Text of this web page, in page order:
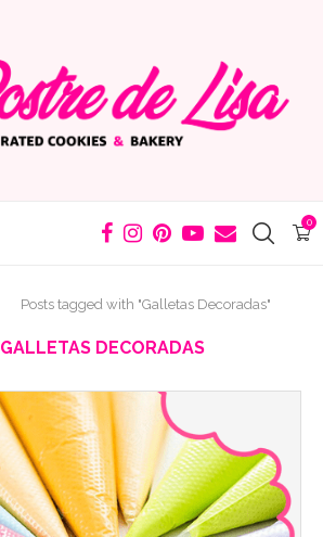
0
Posts tagged with "Galletas Decoradas"
GALLETAS DECORADAS